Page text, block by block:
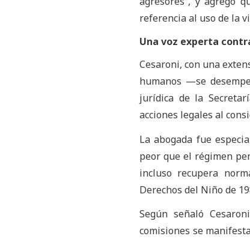
referencia al uso de la
Una voz experta
Cesaroni, con una
humanos —se
jurídica de la
acciones legales al
La abogada fue
peor que el régimen
incluso recupera
Derechos del Niño de
Según señaló
comisiones se